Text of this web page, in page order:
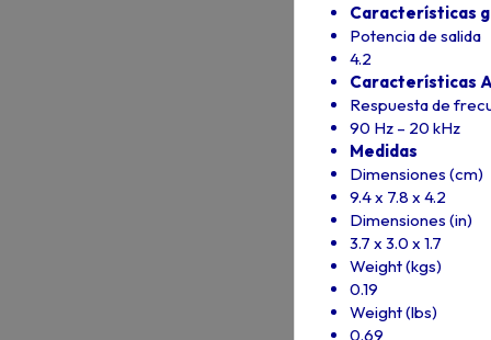
Características
Potencia de salida
4.2
Características
Respuesta de
90 Hz – 20 kHz
Medidas
Dimensiones (cm)
9.4 x 7.8 x 4.2
Dimensiones (in)
3.7 x 3.0 x 1.7
Weight (kgs)
0.19
Weight (lbs)
0.69